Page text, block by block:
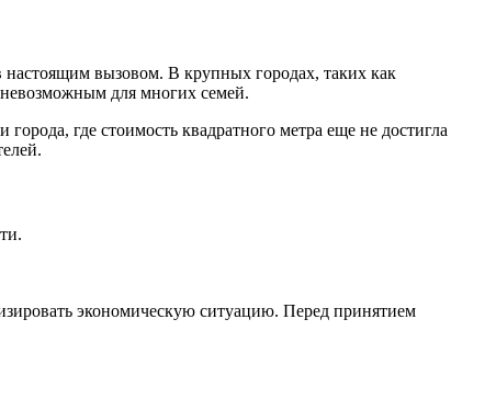
вызовом. В крупных городах, таких как
невозможным для многих семей.
где стоимость квадратного метра еще не достигла
экономическую ситуацию. Перед принятием